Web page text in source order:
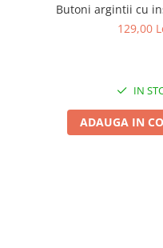
Butoni argintii cu
129,00
IN
ADAUGA IN